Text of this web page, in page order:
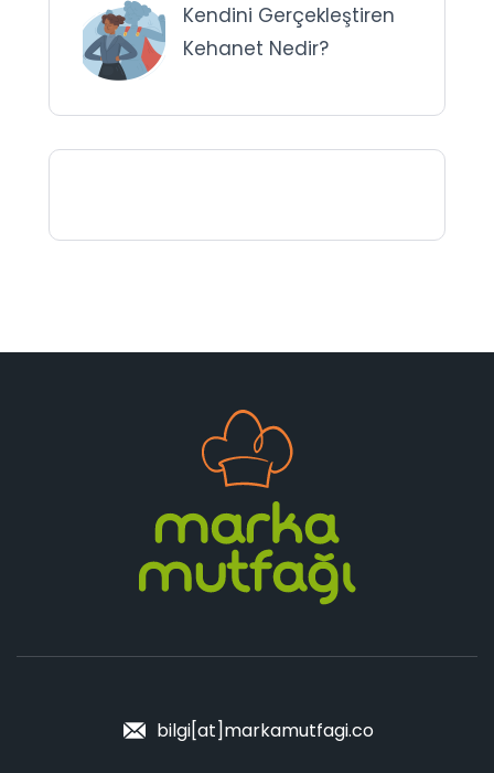
Kendini Gerçekleştiren
Kehanet Nedir?
bilgi[at]markamutfagi.co